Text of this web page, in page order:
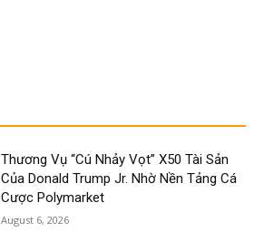
Thương Vụ “Cú Nhảy Vọt” X50 Tài Sản
Của Donald Trump Jr. Nhờ Nền Tảng Cá
Cược Polymarket
August 6, 2026